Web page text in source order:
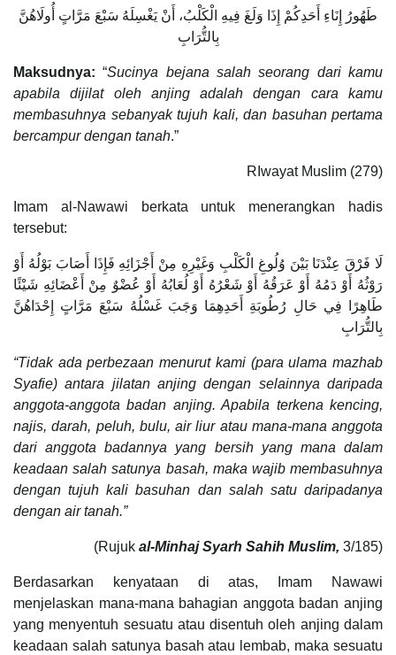
طَهُورُ إِنَاءِ أَحَدِكُمْ إِذَا وَلَغَ فِيهِ الْكَلْبُ، أَنْ يَغْسِلَهُ سَبْعَ مَرَّاتٍ أُولَاهُنَّ
بِالتُّرَابِ
Maksudnya: “Sucinya bejana salah seorang dari kamu
apabiladijilat oleh anjing adalah dengan cara kamu
membasuhnya sebanyak tujuh kali, dan basuhan pertama
bercampur dengan tanah.”
RIwayat Muslim (279)
Imam al-Nawawi berkata untuk menerangkan hadis
tersebut:
لَا فَرْقَ عِنْدَنَا بَيْنَ وُلُوغِ الْكَلْبِ وَغَيْرِهِ مِنْ أَجْزَائِهِ فَإِذَا أَصَابَ بَوْلُهُ أَوْ
رَوْثُهُ أَوْ دَمُهُ أَوْ عَرَقُهُ أَوْ شَعْرُهُ أَوْ لُعَابُهُ أَوْ عُضْوٌ مِنْ أَعْضَائِهِ شَيْئًا
طَاهِرًا فِي حَالِ رُطُوبَةِ أَحَدِهِمَا وَجَبَ غَسْلُهُ سَبْعَ مَرَّاتٍ إِحْدَاهُنَّ
بِالتُّرَابِ
“Tidak ada perbezaan menurut kami (para ulama mazhab
Syafie) antara jilatan anjing dengan selainnya daripada
anggota-anggota badan anjing. Apabila terkena kencing,
najis, darah, peluh, bulu, air liur atau mana-mana anggota
dari anggota badannya yang bersih yang mana dalam
keadaan salah satunya basah, maka wajib membasuhnya
dengan tujuh kali basuhan dan salah satu daripadanya
dengan air tanah.”
(Rujuk al-Minhaj Syarh Sahih Muslim, 3/185)
Berdasarkan kenyataan di atas, Imam Nawawi
menjelaskan mana-mana bahagian anggota badan anjing
yang menyentuh sesuatu atau disentuh oleh anjing dalam
keadaan salah satunya basah atau lembab, maka sesuatu